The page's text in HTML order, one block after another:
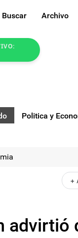
Buscar Archivo
Politica y
+
advirtió